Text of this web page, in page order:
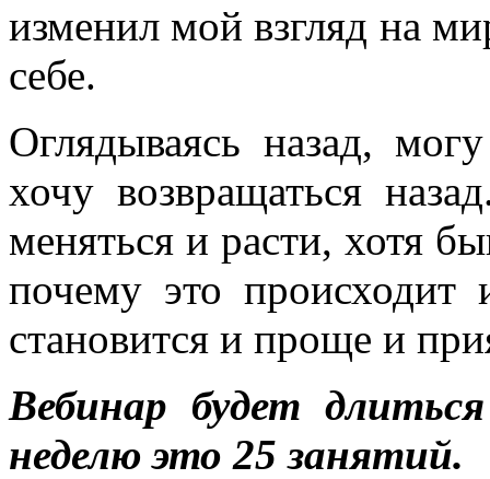
изменил мой взгляд на
себе.
Оглядываясь назад,
хочу возвращаться
меняться и расти, хотя
почему это
становится и проще и
Вебинар будет
неделю это 25 занятий.